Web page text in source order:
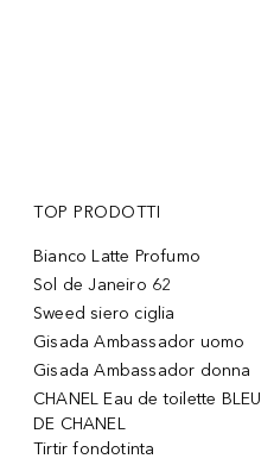
TOP PRODOTTI
Bianco Latte Profumo
Sol de Janeiro 62
Sweed siero ciglia
Gisada Ambassador uomo
Gisada Ambassador donna
CHANEL Eau de toilette BLEU
DE CHANEL
Tirtir fondotinta